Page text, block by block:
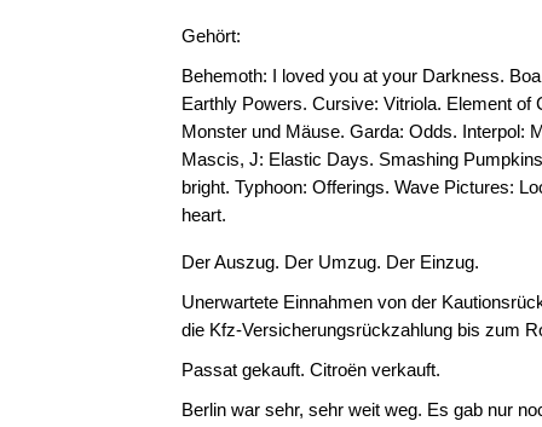
Gehört:
Behemoth: I loved you at your Darkness.
Earthly Powers. Cursive: Vitriola. Element of
Monster und Mäuse. Garda: Odds. Interpol:
Mascis, J: Elastic Days. Smashing
bright. Typhoon: Offerings. Wave Pictures:
heart.
Der Auszug. Der Umzug. Der Einzug.
Unerwartete Einnahmen von der
die Kfz-Versicherungsrückzahlung bis zum
Passat gekauft. Citroën verkauft.
Berlin war sehr, sehr weit weg. Es gab nur